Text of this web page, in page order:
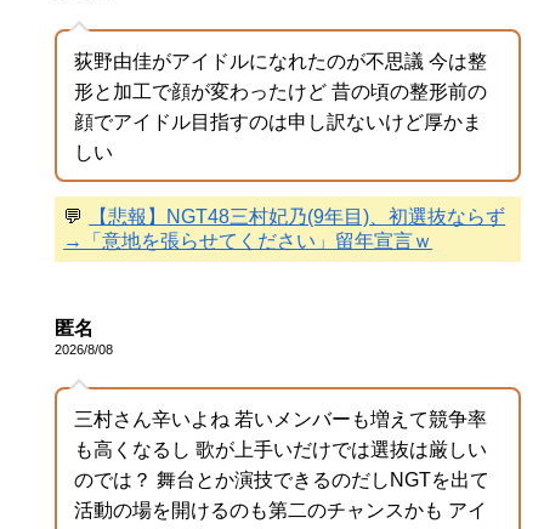
荻野由佳がアイドルになれたのが不思議 今は整
形と加工で顔が変わったけど 昔の頃の整形前の
顔でアイドル目指すのは申し訳ないけど厚かま
しい
💬
【悲報】NGT48三村妃乃(9年目)、初選抜ならず
→「意地を張らせてください」留年宣言ｗ
匿名
2026/8/08
三村さん辛いよね 若いメンバーも増えて競争率
も高くなるし 歌が上手いだけでは選抜は厳しい
のでは？ 舞台とか演技できるのだしNGTを出て
活動の場を開けるのも第二のチャンスかも アイ